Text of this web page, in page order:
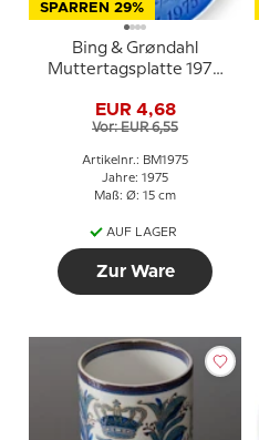
SPARREN 29%
Bing & Grøndahl
Muttertagsplatte 1975
EUR 4,68
Vor: EUR 6,55
Artikelnr.: BM1975
Jahre: 1975
Maß: Ø: 15 cm
AUF LAGER
Zur Ware